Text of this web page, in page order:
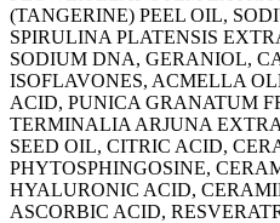
(TANGERINE) PEEL OIL,
SPIRULINA PLATENSIS
SODIUM DNA, GERANIOL,
ISOFLAVONES, ACMELLA
ACID, PUNICA GRANATUM
TERMINALIA ARJUNA
SEED OIL, CITRIC ACID,
PHYTOSPHINGOSINE,
HYALURONIC ACID,
ASCORBIC ACID,